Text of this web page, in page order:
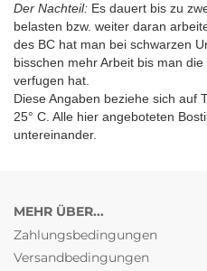
Der Nachteil: Es dauert bis zu
belasten bzw. weiter daran
des BC hat man bei schwarzen
bisschen mehr Arbeit bis man
verfugen hat.
Diese Angaben beziehe sich auf
25° C. Alle hier angeboteten
untereinander.
MEHR ÜBER...
Zahlungsbedingungen
Versandbedingungen